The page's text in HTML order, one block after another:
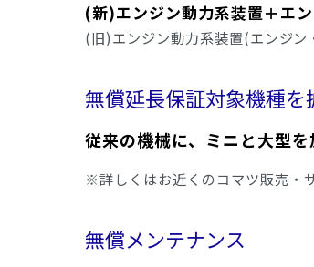
(新)エンジン動力系装置＋エ
(旧)エンジン動力系装置(エンジ
無償延長保証対象機種を
従来の機械に、ミニと大型
※詳しくはお近くのコマツ販売・
無償メンテナンス